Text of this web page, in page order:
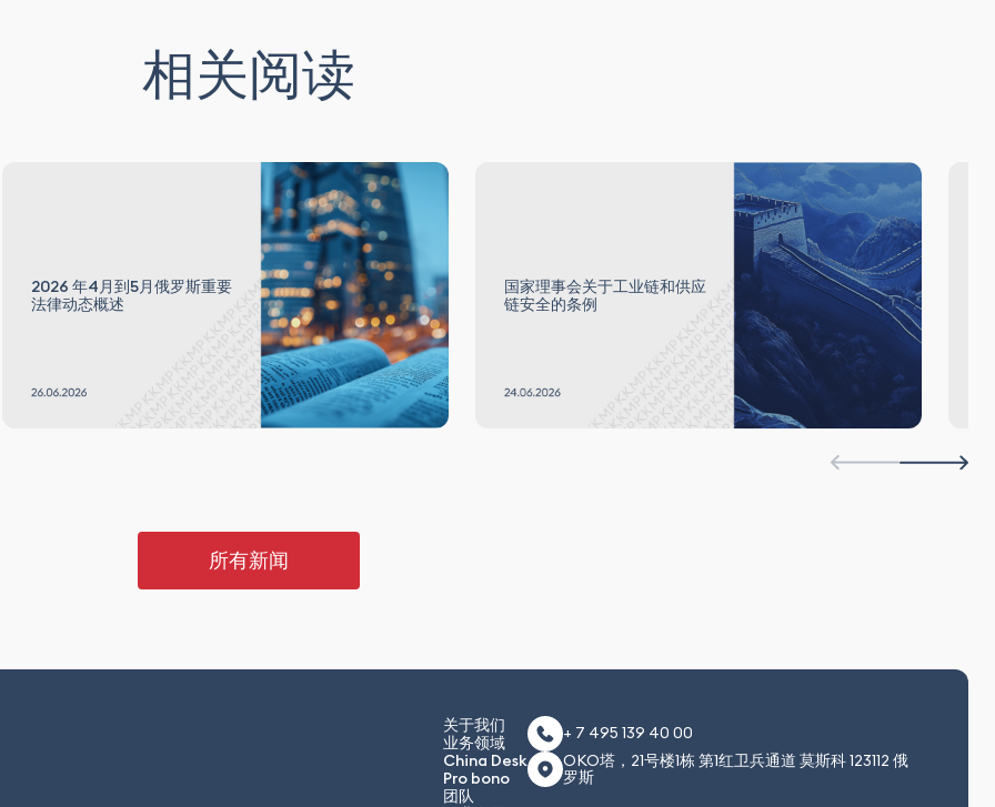
相关阅读
2026 年4月到5月俄罗斯重要
法律动态概述
国家理事会关于工业链和供应
链安全的条例
所有新闻
关于我们
业务领域
China Desk
Pro bono
团队
+ 7 495 139 40 00
OKO塔，21号楼1栋 第1红卫兵通道 莫斯科 123112 俄
罗斯